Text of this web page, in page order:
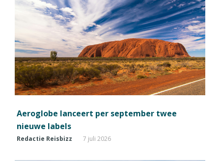
Aeroglobe lanceert per september twee
nieuwe labels
Redactie Reisbizz 7 juli 2026